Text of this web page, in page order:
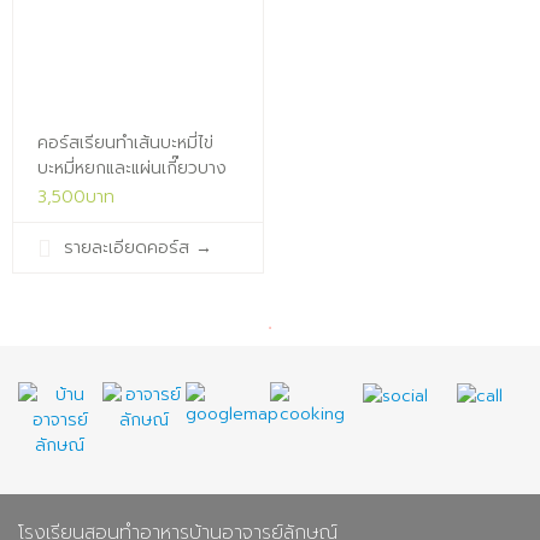
คอร์สเรียนทำเส้นบะหมี่ไข่
บะหมี่หยกและแผ่นเกี๊ยว‬บาง
สำหรับเปิด
ห้องเรียน3)x
3,500บาท
รายละเอียดคอร์ส →
โรงเรียนสอนทำอาหารบ้านอาจารย์ลักษณ์